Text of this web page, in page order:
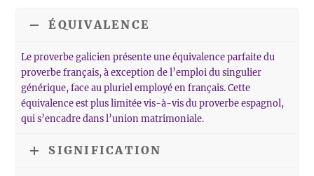
ÉQUIVALENCE
Le proverbe galicien présente une équivalence parfaite du
proverbe français, à exception de l’emploi du singulier
générique, face au pluriel employé en français. Cette
équivalence est plus limitée vis-à-vis du proverbe espagnol,
qui s’encadre dans l’union matrimoniale.
SIGNIFICATION